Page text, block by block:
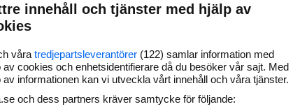
Marknadsför företaget på
innehåll och tjänster med hjälp av
våra tredjepartsleverantörer (122) samlar information med
av cookies och enhetsidentifierare då du besöker vår sajt. Med
av informationen kan vi utveckla vårt innehåll och våra tjänster.
och dess partners kräver samtycke för följande: